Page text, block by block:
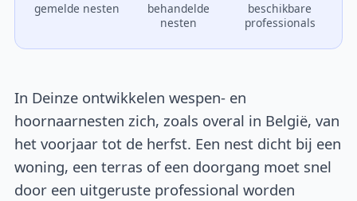
gemelde nesten
behandelde
nesten
beschikbare
professionals
In Deinze ontwikkelen wespen- en
hoornaarnesten zich, zoals overal in België, van
het voorjaar tot de herfst. Een nest dicht bij een
woning, een terras of een doorgang moet snel
door een uitgeruste professional worden